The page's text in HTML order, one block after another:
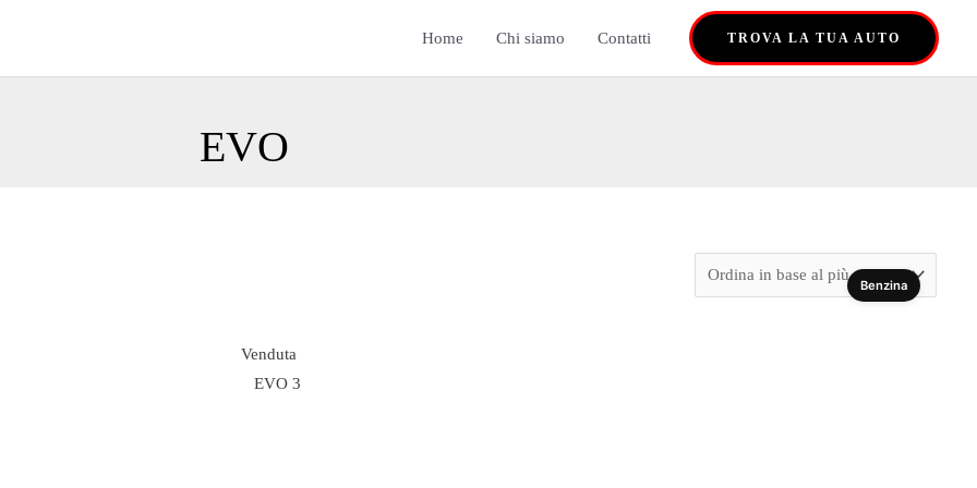
Home Chi siamo Contatti TROVA LA TUA AUTO
EVO
Venduta
Benzina